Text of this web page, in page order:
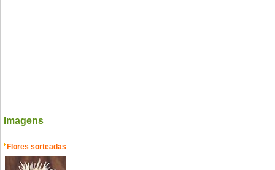
Imagens
Flores sorteadas